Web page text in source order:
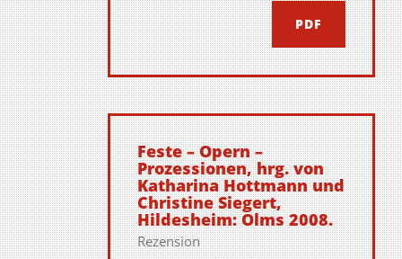
PDF
Feste – Opern –
Prozessionen, hrg. von
Katharina Hottmann und
Christine Siegert,
Hildesheim: Olms 2008.
Rezension